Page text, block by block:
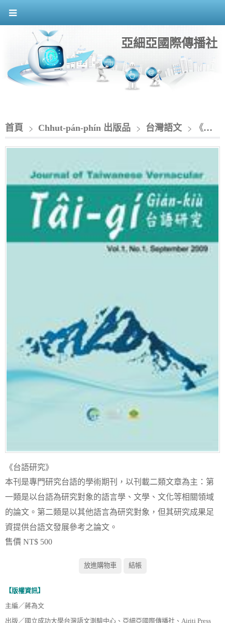
亞細亞國際傳播社
首頁 Chhut-pán-phín 出版品 台灣語文 《台語研究》
《台語研究》
本刊是專門研究台語的學術期刊，以刊載二類文章為主：第
一類是以台語為研究對象的語言學、文學、文化等相關領域
的論文。第二類是以其他語言為研究對象，但其研究成果足
資提供台語文發展參考之論文。
售價 NT$ 500
【版權資訊】
主編／蔣為文
出版／國立成功大學台灣語文測驗中心、亞細亞國際傳播社、Airiti Press